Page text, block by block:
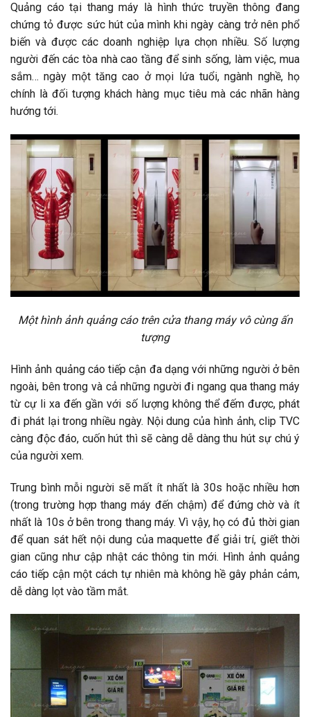
Quảng cáo tại thang máy là hình thức truyền thông đang
chứng tỏ được sức hút của mình khi ngày càng trở nên phổ
biến và được các doanh nghiệp lựa chọn nhiều. Số lượng
người đến các tòa nhà cao tầng để sinh sống, làm việc, mua
sắm… ngày một tăng cao ở mọi lứa tuổi, ngành nghề, họ
chính là đối tượng khách hàng mục tiêu mà các nhãn hàng
hướng tới.
Một hình ảnh quảng cáo trên cửa thang máy vô cùng ấn
tượng
Hình ảnh quảng cáo tiếp cận đa dạng với những người ở bên
ngoài, bên trong và cả những người đi ngang qua thang máy
từ cự li xa đến gần với số lượng không thể đếm được, phát
đi phát lại trong nhiều ngày. Nội dung của hình ảnh, clip TVC
càng độc đáo, cuốn hút thì sẽ càng dễ dàng thu hút sự chú ý
của người xem.
Trung bình mỗi người sẽ mất ít nhất là 30s hoặc nhiều hơn
(trong trường hợp thang máy đến chậm) để đứng chờ và ít
nhất là 10s ở bên trong thang máy. Vì vậy, họ có đủ thời gian
để quan sát hết nội dung của maquette để giải trí, giết thời
gian cũng như cập nhật các thông tin mới. Hình ảnh quảng
cáo tiếp cận một cách tự nhiên mà không hề gây phản cảm,
dễ dàng lọt vào tầm mắt.